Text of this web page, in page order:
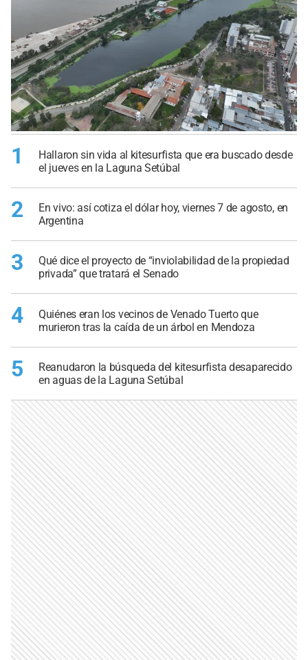
1
Hallaron sin vida al kitesurfista que era buscado desde
el jueves en la Laguna Setúbal
2
En vivo: así cotiza el dólar hoy, viernes 7 de agosto, en
Argentina
3
Qué dice el proyecto de “inviolabilidad de la propiedad
privada” que tratará el Senado
4
Quiénes eran los vecinos de Venado Tuerto que
murieron tras la caída de un árbol en Mendoza
5
Reanudaron la búsqueda del kitesurfista desaparecido
en aguas de la Laguna Setúbal